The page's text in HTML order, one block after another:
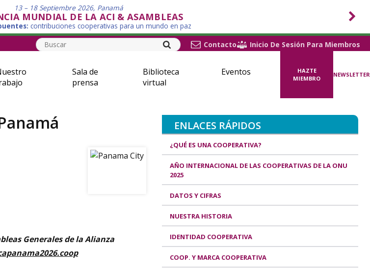
13 – 18 Septiembre 2026, Panamá
MUNDIAL DE LA ACI & ASAMBLEAS
contribuciones cooperativas para un mundo en paz
Contacto Inicio De Sesión Para Miembros
Sala de
prensa
Biblioteca
virtual
Eventos
HAZTE
MIEMBRO
NEWSLETTER
Generales de la Alianza
ENLACES RÁPIDOS
¿QUÉ ES UNA COOPERATIVA?
AÑO INTERNACIONAL DE LAS COOPERATIVAS DE LA ONU
2025
DATOS Y CIFRAS
NUESTRA HISTORIA
IDENTIDAD COOPERATIVA
COOP. Y MARCA COOPERATIVA